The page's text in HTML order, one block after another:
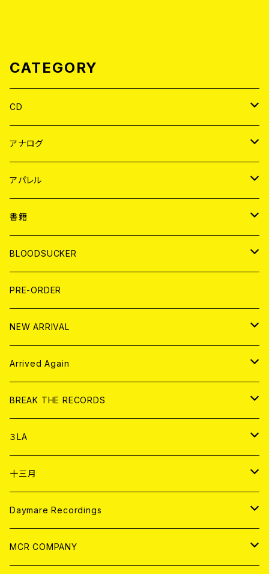
CATEGORY
CD
JAPAN
WORLD
アナログ
JAPAN
７EP
LP
WORLD
7EP
LP
アパレル
JAPAN
T-shirt
HOOD
WORLD
T-shirt
HOOD
書籍
MAGAZINE
BOLLOCKS
EL ZINE
写真集 (PHOTOBOOK)
BLOODSUCKER
CD
アナログ
アパレル
書籍
DIGITAL CONTENTS
PRE-ORDER
NEW ARRIVAL
CD
アナログ
Arrived Again
CD
アナログ
BREAK THE RECORDS
CD
ANALOG
アパレル
３LA
CD
ANALOG
十三月
CD
ANALOG
Daymare Recordings
CD
MCR COMPANY